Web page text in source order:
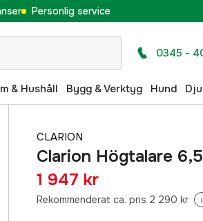
Personlig service
0345 -
& Hushåll Bygg & Verktyg Hund
CLARION
Clarion Högtalare
1 947 kr
Rekommenderat ca. pris 2 290 kr i